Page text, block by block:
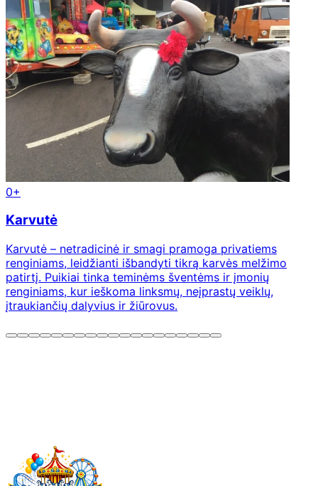
0+
Karvutė
Karvutė – netradicinė ir smagi pramoga privatiems
renginiams, leidžianti išbandyti tikrą karvės melžimo
patirtį. Puikiai tinka teminėms šventėms ir įmonių
renginiams, kur ieškoma linksmų, neįprastų veiklų,
įtraukiančių dalyvius ir žiūrovus.